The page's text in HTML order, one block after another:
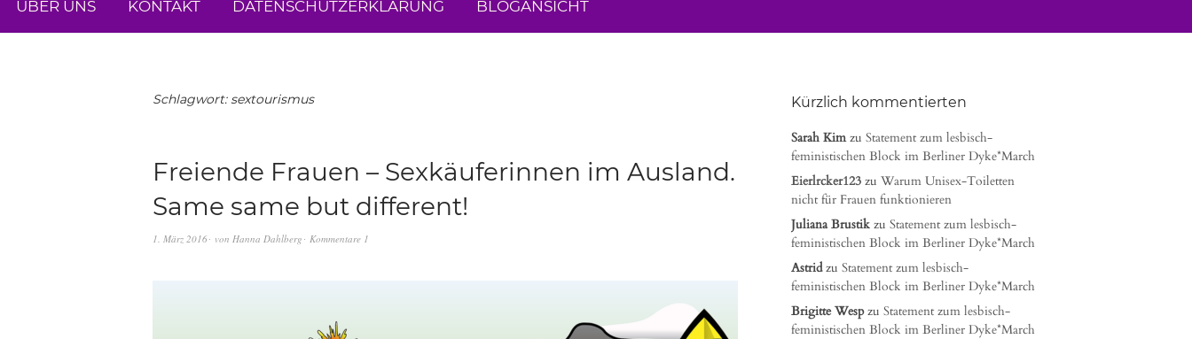
ÜBER UNS KONTAKT DATENSCHUTZERKLÄRUNG BLOGANSICHT
Schlagwort:sextourismus
Freiende Frauen – Sexkäuferinnen im Ausland.
Same same but different!
1. März 2016 von Hanna Dahlberg Kommentare 1
Kürzlich kommentierten
Sarah Kimzu Statement zum lesbisch-
feministischen Block im Berliner Dyke*March
Eierlrcker123 zu Warum Unisex-Toiletten
nicht für Frauen funktionieren
Juliana Brustik zu Statement zum lesbisch-
feministischen Block im Berliner Dyke*March
Astridzu Statement zum lesbisch-
feministischen Block im Berliner Dyke*March
Brigitte Wespzu Statement zum lesbisch-
feministischen Block im Berliner Dyke*March